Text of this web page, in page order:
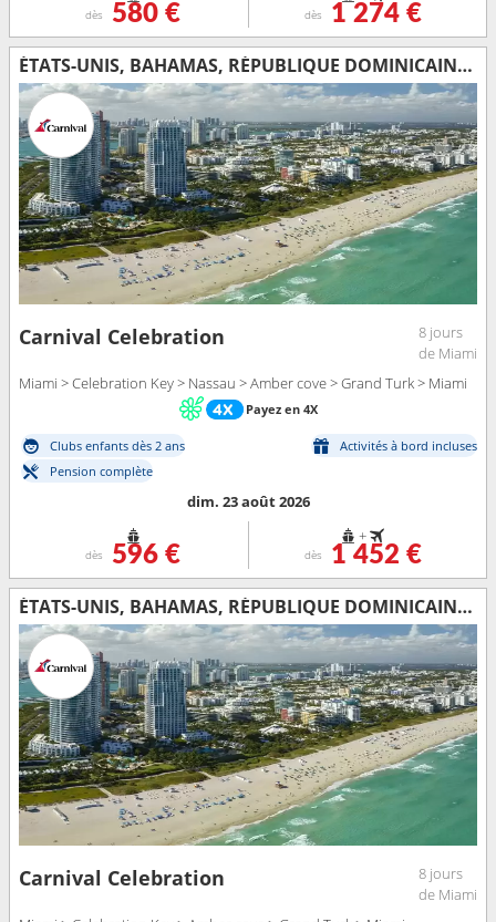
dès 580 € dès 1 274 €
ÉTATS-UNIS, BAHAMAS, RÉPUBLIQUE DOMINICAINE, ÎLES TURQUES-ET-CAÏQUES
Carnival Celebration
8 jours
de Miami
Miami > Celebration Key > Nassau > Amber cove > Grand Turk > Miami
Payez en 4X
Clubs enfants dès 2 ans
Activités à bord incluses
Pension complète
dim. 23 août 2026
dès 596 €
+
dès 1 452 €
ÉTATS-UNIS, BAHAMAS, RÉPUBLIQUE DOMINICAINE, ÎLES TURQUES-ET-CAÏQUES
Carnival Celebration
8 jours
de Miami